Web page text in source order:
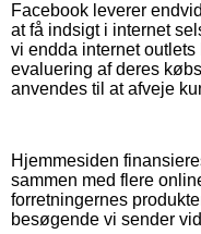
Facebook leverer
at få indsigt i internet
vi endda internet
evaluering af deres
anvendes til at afveje
Hjemmesiden
sammen med flere
forretningernes
besøgende vi sender